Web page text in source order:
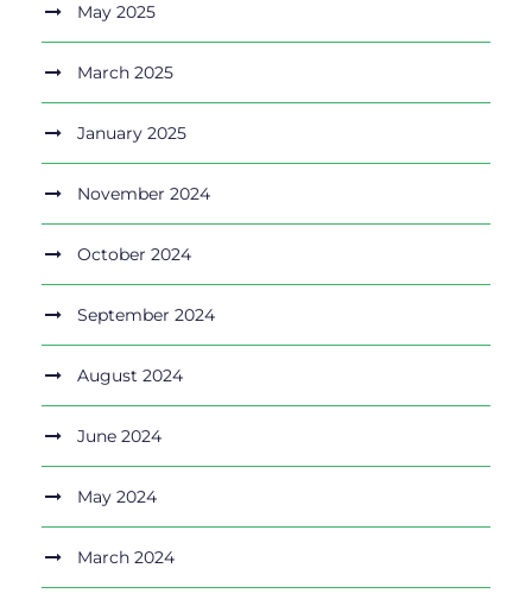
May 2025
March 2025
January 2025
November 2024
October 2024
September 2024
August 2024
June 2024
May 2024
March 2024